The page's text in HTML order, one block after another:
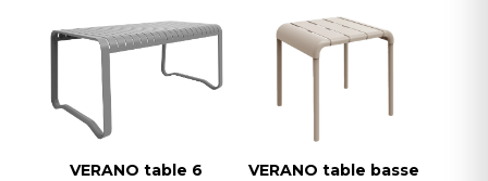
VERANO table 6
VERANO table basse